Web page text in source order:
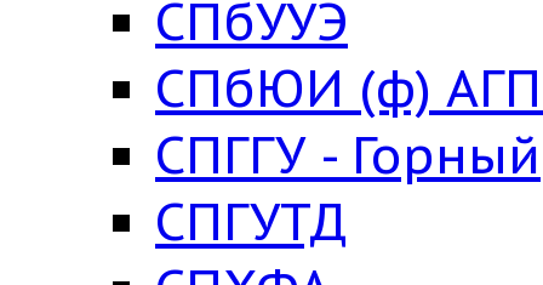
СПбУУЭ
СПбЮИ (ф)
СПГГУ - Горный
СПГУТД